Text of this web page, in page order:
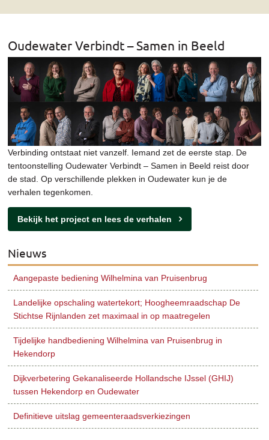
Oudewater Verbindt – Samen in Beeld
Verbinding ontstaat niet vanzelf. Iemand zet de eerste stap. De
tentoonstelling Oudewater Verbindt – Samen in Beeld reist door
de stad. Op verschillende plekken in Oudewater kun je de
verhalen tegenkomen.
Bekijk het project en lees de verhalen
Nieuws
Aangepaste bediening Wilhelmina van Pruisenbrug
Landelijke opschaling watertekort; Hoogheemraadschap De
Stichtse Rijnlanden zet maximaal in op maatregelen
Tijdelijke handbediening Wilhelmina van Pruisenbrug in
Hekendorp
Dijkverbetering Gekanaliseerde Hollandsche IJssel (GHIJ)
tussen Hekendorp en Oudewater
Definitieve uitslag gemeenteraadsverkiezingen